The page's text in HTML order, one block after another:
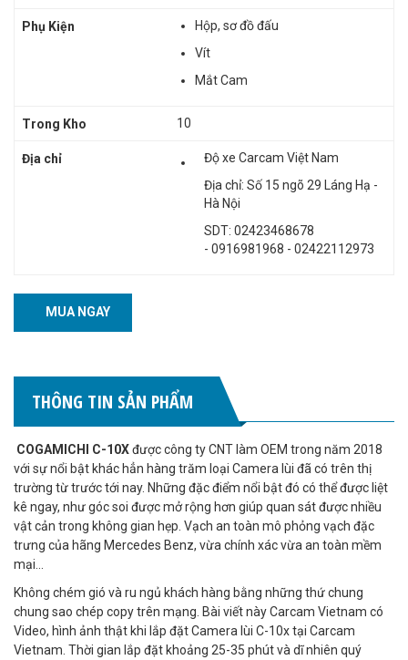
Phụ Kiện
Hộp, sơ đồ đấu
Vít
Mắt Cam
Trong Kho 10
Địa chỉ
Độ xe Carcam Việt Nam
Địa chỉ: Số 15 ngõ 29 Láng Hạ -
Hà Nội
SDT: 02423468678
- 0916981968 - 02422112973
MUA NGAY
THÔNG TIN SẢN PHẨM
COGAMICHI C-10Xđược công ty CNT làm OEM trong năm 2018
với sự nổi bật khác hẳn hàng trăm loại Camera lùi đã có trên thị
trường từ trước tới nay. Những đặc điểm nổi bật đó có thể được liệt
kê ngay, như góc soi được mở rộng hơn giúp quan sát được nhiều
vật cản trong không gian hẹp. Vạch an toàn mô phỏng vạch đặc
trưng của hãng Mercedes Benz, vừa chính xác vừa an toàn mềm
mại...
Không chém gió và ru ngủ khách hàng bằng những thứ chung
chung sao chép copy trên mạng. Bài viết này Carcam Vietnam có
Video, hình ảnh thật khi lắp đặt Camera lùi C-10x tại Carcam
Vietnam. Thời gian lắp đặt khoảng 25-35 phút và dĩ nhiên quý